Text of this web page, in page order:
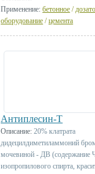
Применение: бетонное /
оборудование /цемента
Антиплесин-Т
Описание: 20% клатрата
дидецилдиметиламмоний
мочевиной - ДВ (содержание
изопропилового спирта,